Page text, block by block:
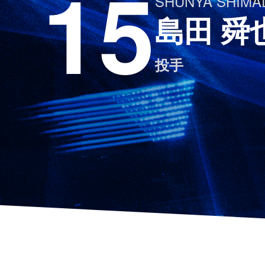
15島田 舜
投手